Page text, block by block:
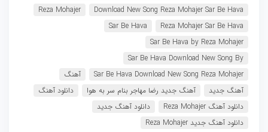
Download New Song Reza Mohajer Sar Be Hava
Reza Mohajer
Reza Mohajer Sar Be Hava
Sar Be Hava
Sar Be Hava by Reza Mohajer
Sar Be Hava Download New Song By
Sar Be Hava Download New Song Reza Mohajer
آهنگ
آهنگ جدید
آهنگ جدید رضا مهاجر بنام سر به هوا
دانلود آهنگ
دانلود آهنگ Reza Mohajer
دانلود آهنگ جدید
دانلود آهنگ جدید Reza Mohajer